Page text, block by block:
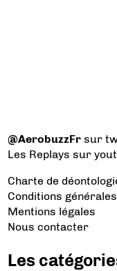
@AerobuzzFr sur
Les Replays sur
Charte de
Conditions
Mentions légales
Nous contacter
Les